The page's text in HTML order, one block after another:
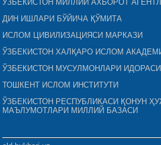
ЎЗБЕКИСТОН МИЛЛИЙ АХБОРОТ
ДИН ИШЛАРИ БЎЙИЧА ҚЎМИТА
ИСЛОМ ЦИВИЛИЗАЦИЯСИ МАРКАЗИ
ЎЗБЕКИСТОН ХАЛҚАРО ИСЛОМ
ЎЗБЕКИСТОН МУСУЛМОНЛАРИ ИДОРАСИ
ТОШКЕНТ ИСЛОМ ИНСТИТУТИ
ЎЗБЕКИСТОН РЕСПУБЛИКАСИ ҚОНУН
МАЪЛУМОТЛАРИ МИЛЛИЙ БАЗАСИ